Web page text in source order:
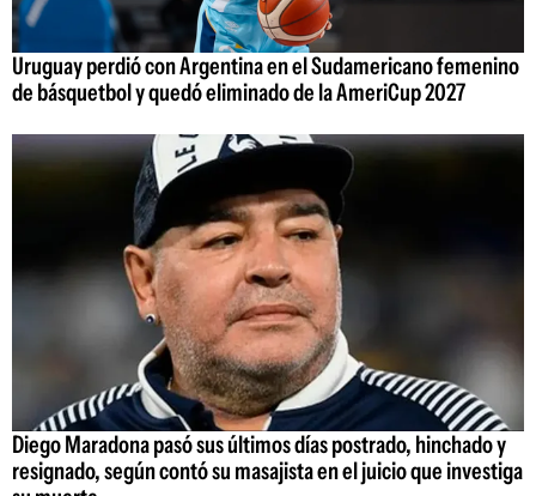
Uruguay perdió con Argentina en el Sudamericano femenino
de básquetbol y quedó eliminado de la AmeriCup 2027
Diego Maradona pasó sus últimos días postrado, hinchado y
resignado, según contó su masajista en el juicio que investiga